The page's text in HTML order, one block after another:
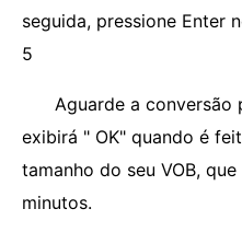
seguida, pressione Enter
5
Aguarde a conversão
exibirá " OK" quando é
tamanho do seu VOB,
minutos.